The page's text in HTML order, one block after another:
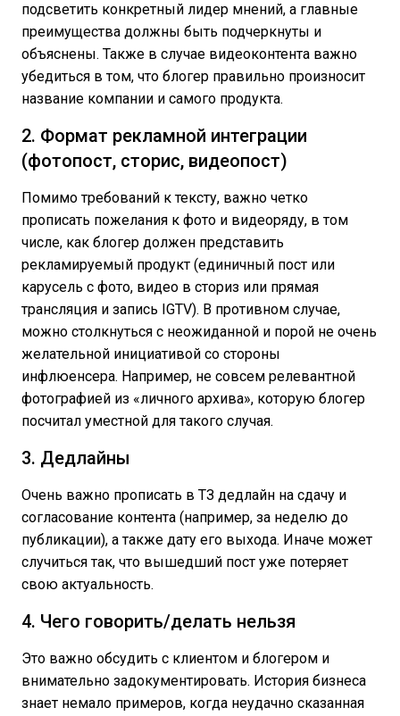
подсветить конкретный лидер мнений, а главные
преимущества должны быть подчеркнуты и
объяснены. Также в случае видеоконтента важно
убедиться в том, что блогер правильно произносит
название компании и самого продукта.
2. Формат рекламной интеграции
(фотопост, сторис, видеопост)
Помимо требований к тексту, важно четко
прописать пожелания к фото и видеоряду, в том
числе, как блогер должен представить
рекламируемый продукт (единичный пост или
карусель с фото, видео в сториз или прямая
трансляция и запись IGTV). В противном случае,
можно столкнуться с неожиданной и порой не очень
желательной инициативой со стороны
инфлюенcера. Например, не совсем релевантной
фотографией из «личного архива», которую блогер
посчитал уместной для такого случая.
3. Дедлайны
Очень важно прописать в ТЗ дедлайн на сдачу и
согласование контента (например, за неделю до
публикации), а также дату его выхода. Иначе может
случиться так, что вышедший пост уже потеряет
свою актуальность.
4. Чего говорить/делать нельзя
Это важно обсудить с клиентом и блогером и
внимательно задокументировать. История бизнеса
знает немало примеров, когда неудачно сказанная